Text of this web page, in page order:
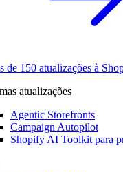
de 150 atualizações à
atualizações
Agentic Storefronts
Campaign Autopilot
Shopify AI Toolkit para